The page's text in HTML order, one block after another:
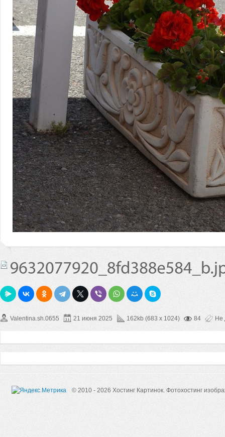
Valentina.sh.0655 21 июня 2025 162kb (683 x 1024) 84 Не
© 2010 - 2026 Хостинг Картинок. Фотохостинг